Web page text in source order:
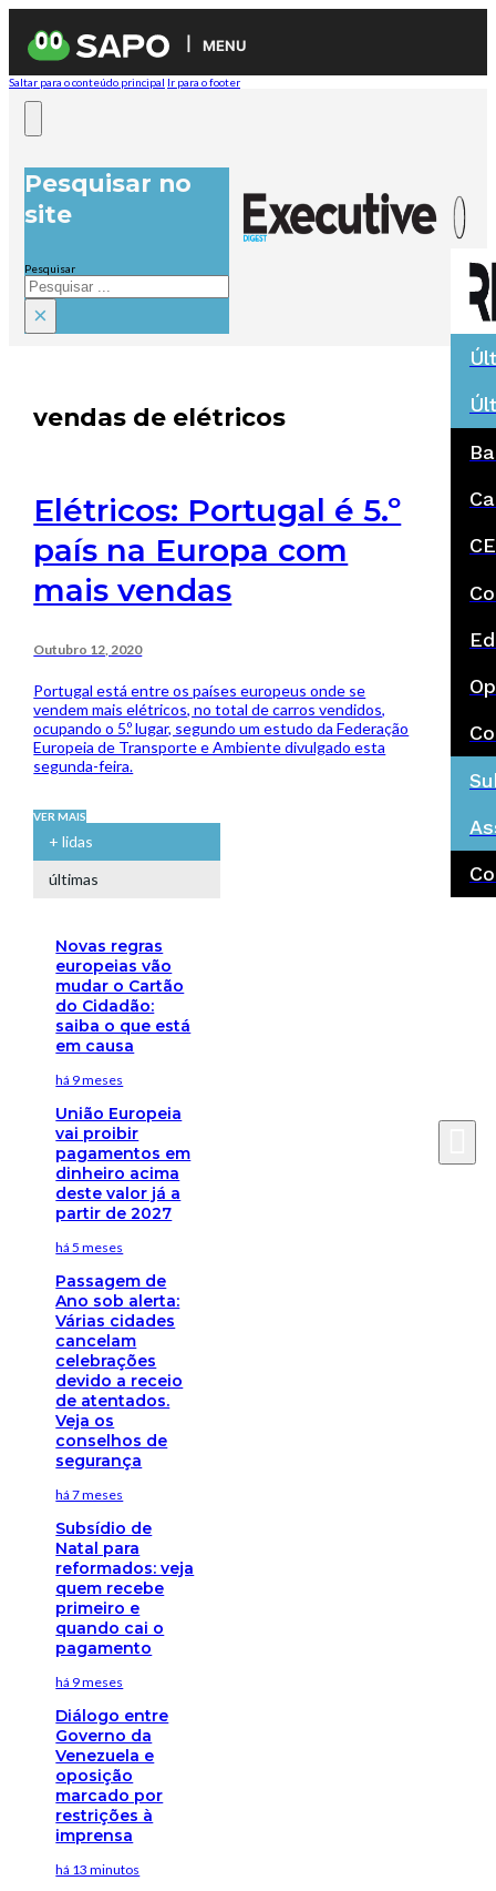
MENU
Saltar para o conteúdo principal Ir para o footer
Pesquisar no
site
Pesquisar
×
vendas de elétricos
Elétricos: Portugal é 5.º
país na Europa com
mais vendas
Outubro 12, 2020
Portugal está entre os países europeus onde se
vendem mais elétricos, no total de carros vendidos,
ocupando o 5.º lugar, segundo um estudo da Federação
Europeia de Transporte e Ambiente divulgado esta
segunda-feira.
VER MAIS
+ lidas
últimas
Novas regras
europeias vão
mudar o Cartão
do Cidadão:
saiba o que está
em causa
há 9 meses
União Europeia
vai proibir
pagamentos em
dinheiro acima
deste valor já a
partir de 2027
há 5 meses
Passagem de
Ano sob alerta:
Várias cidades
cancelam
celebrações
devido a receio
de atentados.
Veja os
conselhos de
segurança
há 7 meses
Subsídio de
Natal para
reformados: veja
quem recebe
primeiro e
quando cai o
pagamento
há 9 meses
Diálogo entre
Governo da
Venezuela e
oposição
marcado por
restrições à
imprensa
há 13 minutos